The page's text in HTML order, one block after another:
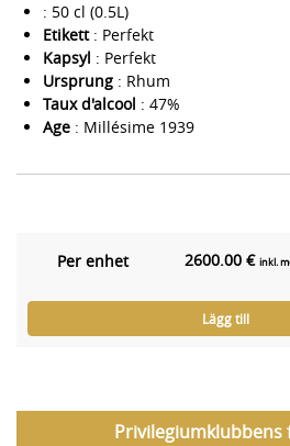
: 50 cl (0.5L)
Etikett: Perfekt
Kapsyl : Perfekt
Ursprung : Rhum
Taux d'alcool : 47%
Age : Millésime 1939
Per enhet 2600.00 € inkl.
Lägg till
Privilegiumklubbens